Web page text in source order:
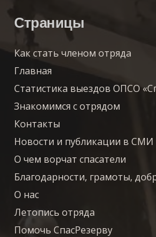
Страницы
Как стать членом отряда
Главная
Статистика выездов ОПСО
Знакомимся с отрядом
Контакты
Новости и публикации в СМИ
О чем ворчат спасатели
Благодарности, грамоты,
О нас
Летопись отряда
Помочь СпасРезерву